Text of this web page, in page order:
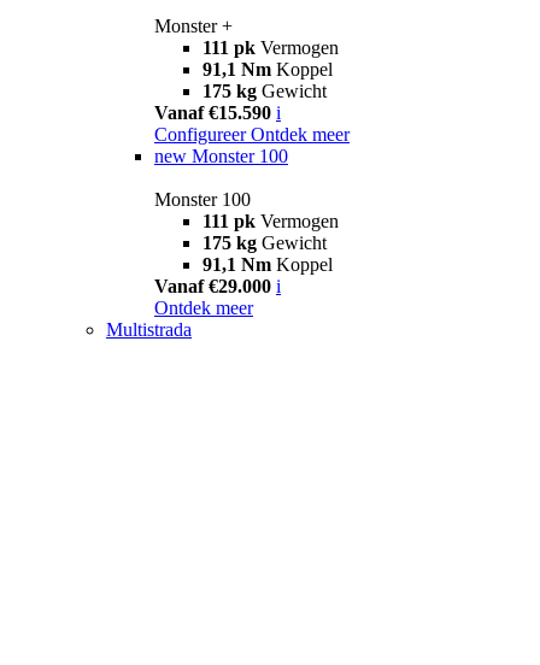
Monster +
111 pk Vermogen
91,1 Nm Koppel
175 kg Gewicht
Vanaf €15.590 i
Configureer Ontdek meer
new Monster 100
Monster 100
111 pk Vermogen
175 kg Gewicht
91,1 Nm Koppel
Vanaf €29.000 i
Ontdek meer
Multistrada